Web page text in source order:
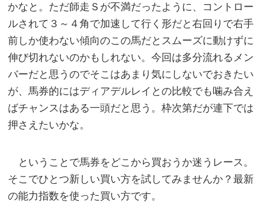
かなと。ただ師走Ｓが不満だったように、コントロー
ルされて３～４角で加速して行く形だと右回りで右手
前しか使わない傾向のこの馬だとスムーズに動けずに
伸び切れないのかもしれない。今回は多分流れるメン
バーだと思うのでそこはあまり気にしないでおきたい
が、馬券的にはディアデルレイとの比較でも噛み合え
ばチャンスはある一頭だと思う。枠次第だが連下では
押さえたいかな。
ということで馬券をどこから買おうか迷うレース。
そこでひとつ新しい買い方を試してみませんか？最新
の能力指数を使った買い方です。